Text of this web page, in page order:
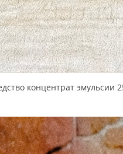
концентрат эмульсии